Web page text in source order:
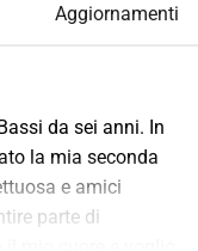
Aggiornamenti
da sei anni. In
la mia seconda
e amici
parte di